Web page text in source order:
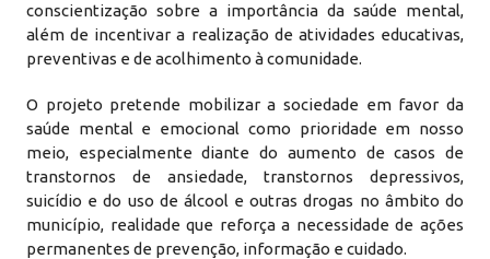
conscientização sobre a importância da saúde mental,
além de incentivar a realização de atividades educativas,
preventivas e de acolhimento à comunidade.
O projeto pretende mobilizar a sociedade em favor da
saúde mental e emocional como prioridade em nosso
meio, especialmente diante do aumento de casos de
transtornos de ansiedade, transtornos depressivos,
suicídio e do uso de álcool e outras drogas no âmbito do
município, realidade que reforça a necessidade de ações
permanentes de prevenção, informação e cuidado.